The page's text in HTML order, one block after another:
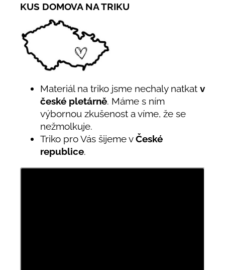
KUS DOMOVA NA TRIKU
Materiál na triko jsme nechaly natkat v
české pletárně. Máme s ním
výbornou zkušenost a víme, že se
nežmolkuje.
Triko pro Vás šijeme vČeské
republice.